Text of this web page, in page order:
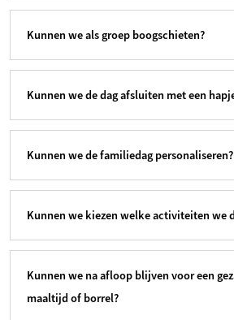
Kunnen we als groep boogschieten?
Kunnen we de dag afsluiten met een
Kunnen we de familiedag personaliseren?
Kunnen we kiezen welke activiteiten we
Kunnen we na afloop blijven voor een
maaltijd of borrel?